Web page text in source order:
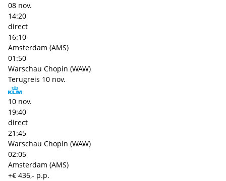
08 nov.
14:20
direct
16:10
Amsterdam (AMS)
01:50
Warschau Chopin (WAW)
Terugreis 10 nov.
10 nov.
19:40
direct
21:45
Warschau Chopin (WAW)
02:05
Amsterdam (AMS)
+€ 436,- p.p.